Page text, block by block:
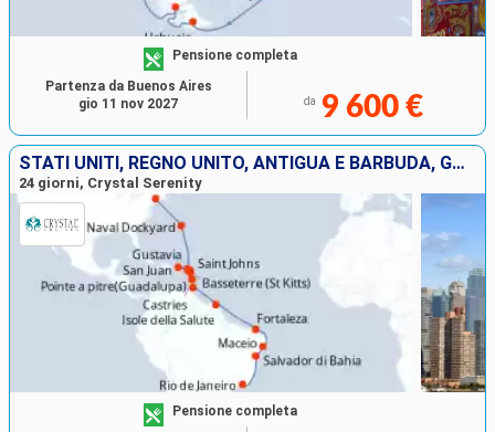
Pensione completa
da 9 600 €
Partenza da Buenos Aires
gio 11 nov 2027
STATI UNITI, REGNO UNITO, ANTIGUA E BARBUDA, GUADALUPA, PORTORICO, SANTA LUCIA, LA TRINIDAD ETOBAGO, FRANCIA, BRASILE
24 giorni, Crystal Serenity
Pensione completa